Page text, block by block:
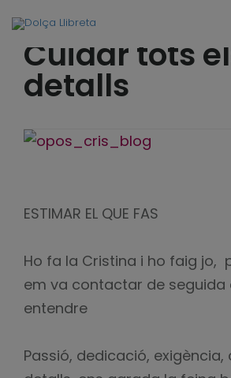
Cuidar tots
detalls
ESTIMAR EL QUE FAS
Ho fa la Cristina i ho faig jo,
em va contactar de seguida
entendre
Passió, dedicació,